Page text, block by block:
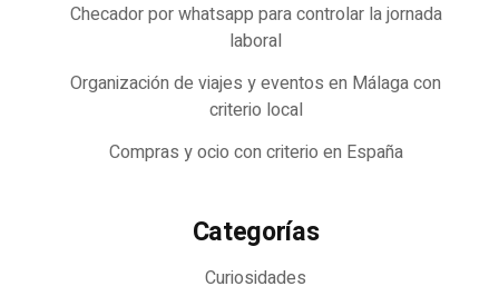
Checador por whatsapp para controlar la jornada
laboral
Organización de viajes y eventos en Málaga con
criterio local
Compras y ocio con criterio en España
Categorías
Curiosidades